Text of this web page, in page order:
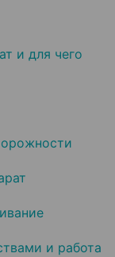
и для чего
и работа